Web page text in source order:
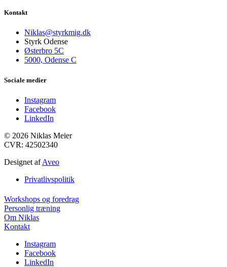
Kontakt
Niklas@styrkmig.dk
Styrk Odense
Østerbro 5C
5000, Odense C
Sociale medier
Instagram
Facebook
LinkedIn
© 2026 Niklas Meier
CVR: 42502340
Designet afAveo
Privatlivspolitik
Workshops og foredrag
Personlig træning
Om Niklas
Kontakt
Instagram
Facebook
LinkedIn